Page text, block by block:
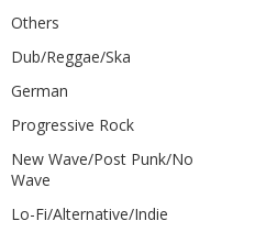
Others
Dub/Reggae/Ska
German
Progressive Rock
New Wave/Post Punk/No
Wave
Lo-Fi/Alternative/Indie